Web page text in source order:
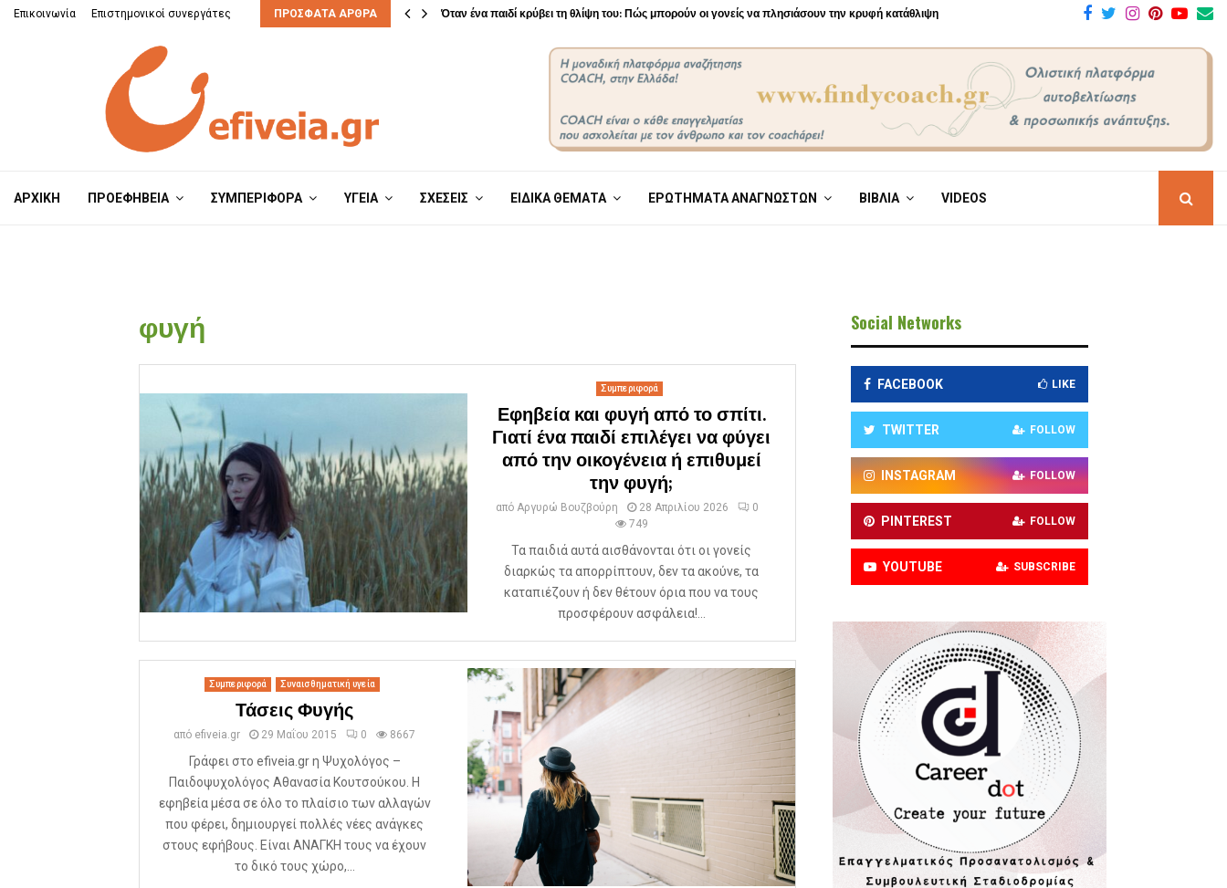
Επικοινωνία Επιστημονικοί συνεργάτες ΠΡΌΣΦΑΤΑ ΆΡΘΡΑ
να τη διαχειριστούν; Όταν ένα παιδί κρύβει τη θλίψη του: Πώς μπορούν οι γονείς να πλησιάσουν την κρυφή κατάθλιψη Facebook
Twitter
Instagram
Pinterest
ΑΡΧΙΚΗ ΠΡΟΕΦΗΒΕΙΑ ΣΥΜΠΕΡΙΦΟΡΑ ΥΓΕΙΑ ΣΧΕΣΕΙΣ ΕΙΔΙΚΑ ΘΕΜΑΤΑ ΕΡΩΤΗΜΑΤΑ ΑΝΑΓΝΩΣΤΩΝ ΒΙΒΛΙΑ VIDEOS
φυγή
Συμπεριφορά
Εφηβεία και φυγή από το σπίτι.
Γιατί ένα παιδί επιλέγει να φύγει
από την οικογένεια ή επιθυμεί
την φυγή;
από Αργυρώ Βουζβούρη 28 Απριλίου 2026
0
749
Τα παιδιά αυτά αισθάνονται ότι οι γονείς
διαρκώς τα απορρίπτουν, δεν τα ακούνε, τα
καταπιέζουν ή δεν θέτουν όρια που να τους
προσφέρουν ασφάλεια!...
Συμπεριφορά Συναισθηματική υγεία
Τάσεις Φυγής
από efiveia.gr 29 Μαΐου 2015 0 8667
Γράφει στο efiveia.gr η Ψυχολόγος –
Παιδοψυχολόγος Αθανασία Κουτσούκου. Η
εφηβεία μέσα σε όλο το πλαίσιο των αλλαγών
που φέρει, δημιουργεί πολλές νέες ανάγκες
στους εφήβους. Είναι ΑΝΑΓΚΗ τους να έχουν
το δικό τους χώρο,...
Social Networks
FACEBOOK LIKE
TWITTER FOLLOW
INSTAGRAM FOLLOW
PINTEREST FOLLOW
YOUTUBE SUBSCRIBE